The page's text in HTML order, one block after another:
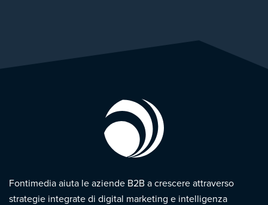
Fontimedia aiuta le aziende B2B a crescere attraverso
strategie integrate di digital marketing e intelligenza